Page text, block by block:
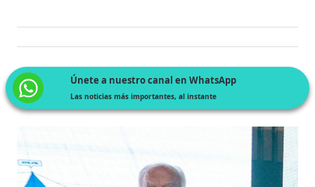
Únete a nuestro canal en WhatsApp
Las noticias más importantes, al instante